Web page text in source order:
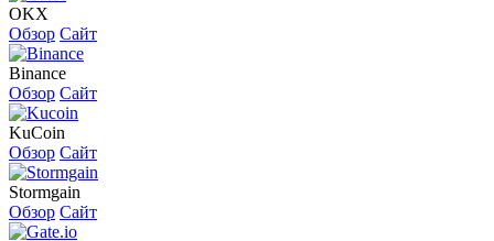
OKX
Обзор Сайт
Binance
Обзор Сайт
KuCoin
Обзор Сайт
Stormgain
Обзор Сайт